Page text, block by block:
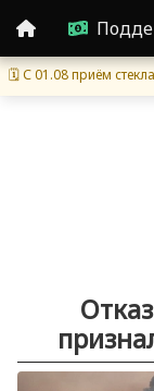
🗓 С 01.08 приём